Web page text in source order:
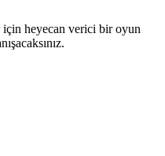
için heyecan verici bir oyun